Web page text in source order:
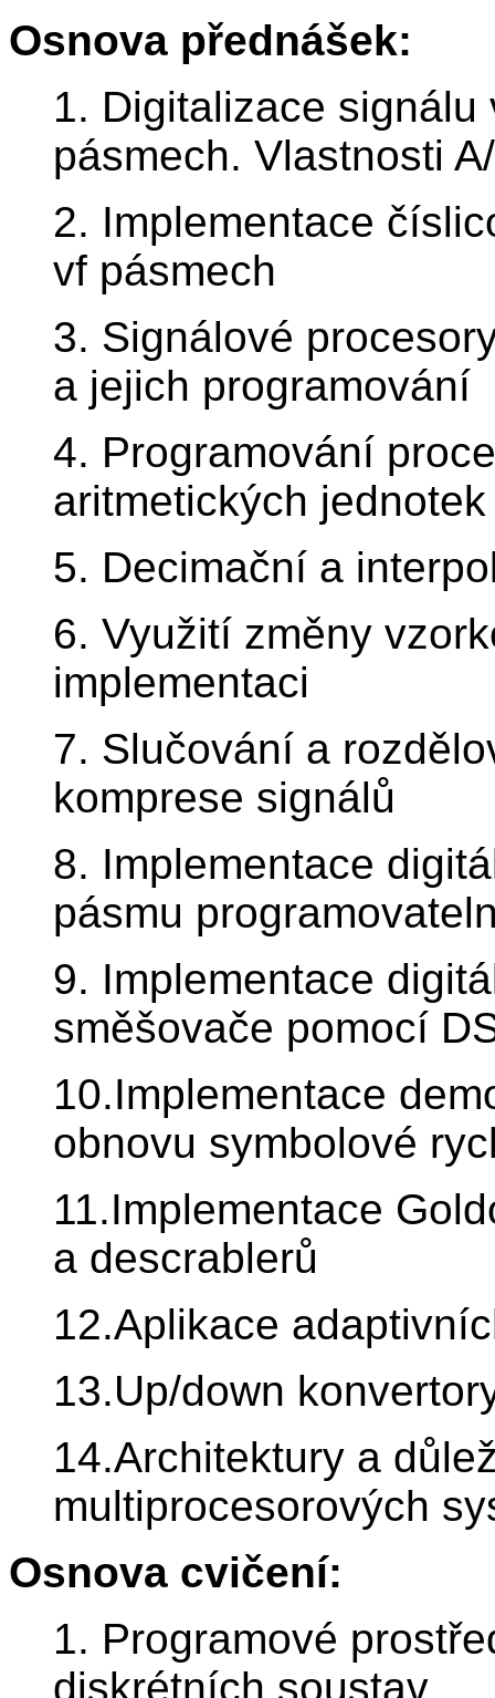
Osnova přednášek:
1. Digitalizace
pásmech. Vlastnosti
2. Implementace
vf pásmech
3. Signálové
a jejich programování
4. Programování
aritmetických jednotek
5. Decimační a
6. Využití změny
implementaci
7. Slučování a
komprese signálů
8. Implementace
pásmu
9. Implementace
směšovače pomocí
10.Implementace
obnovu symbolové
11.Implementace
a descrablerů
12.Aplikace
13.Up/down
14.Architektury a
multiprocesorových
Osnova cvičení:
1. Programové
diskrétních soustav